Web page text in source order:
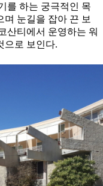
를 하는 궁극적인 목
며 눈길을 잡아 끈 보
산티에서 운영하는 워
으로 보인다.